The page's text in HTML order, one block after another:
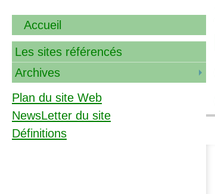
Accueil
Les sites référencés
Archives
Plan du site Web
NewsLetter du site
Définitions